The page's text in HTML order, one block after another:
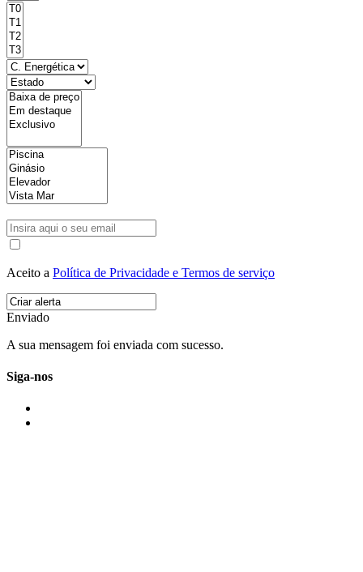
Aceito a Política de Privacidade e Termos de serviço
Enviado
A sua mensagem foi enviada com sucesso.
Siga-nos